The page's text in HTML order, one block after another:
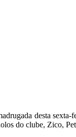
desta sexta-
do clube, Zico,